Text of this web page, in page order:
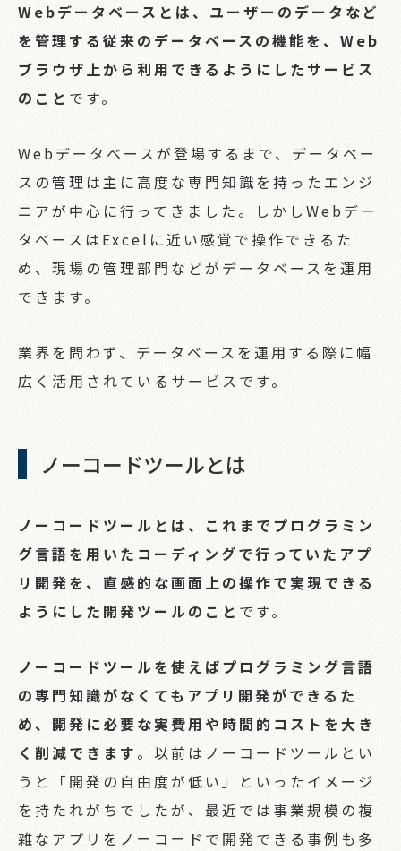
Webデータベースとは、ユーザーのデータなど
を管理する従来のデータベースの機能を、Web
ブラウザ上から利用できるようにしたサービス
のこと です。
Webデータベースが登場するまで、データベー
スの管理は主に高度な専門知識を持ったエンジ
ニアが中心に行ってきました。しかしWebデー
タベースはExcelに近い感覚で操作できるた
め、現場の管理部門などがデータベースを運用
できます。
業界を問わず、データベースを運用する際に幅
広く活用されているサービスです。
ノーコードツールとは
ノーコードツールとは、これまでプログラミン
グ言語を用いたコーディングで行っていたアプ
リ開発を、直感的な画面上の操作で実現できる
ようにした開発ツールのこと です。
ノーコードツールを使えばプログラミング言語
の専門知識がなくてもアプリ開発ができるた
め、開発に必要な実費用や時間的コストを大き
く削減できます 。以前はノーコードツールとい
うと「開発の自由度が低い」といったイメージ
を持たれがちでしたが、最近では事業規模の複
雑なアプリをノーコードで開発できる事例も多